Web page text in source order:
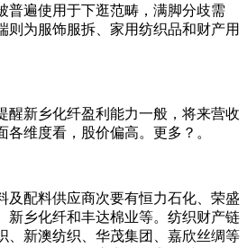
普遍使用于下逛范畴，满脚分歧需
则为服饰服拆、家用纺织品和财产用
新乡化纤盈利能力一般，将来营收
维度看，股价偏高。更多？。
配料供应商次要有恒力石化、荣盛
新乡化纤和丰达棉业等。纺织财产链
、新澳纺织、华茂集团、嘉欣丝绸等